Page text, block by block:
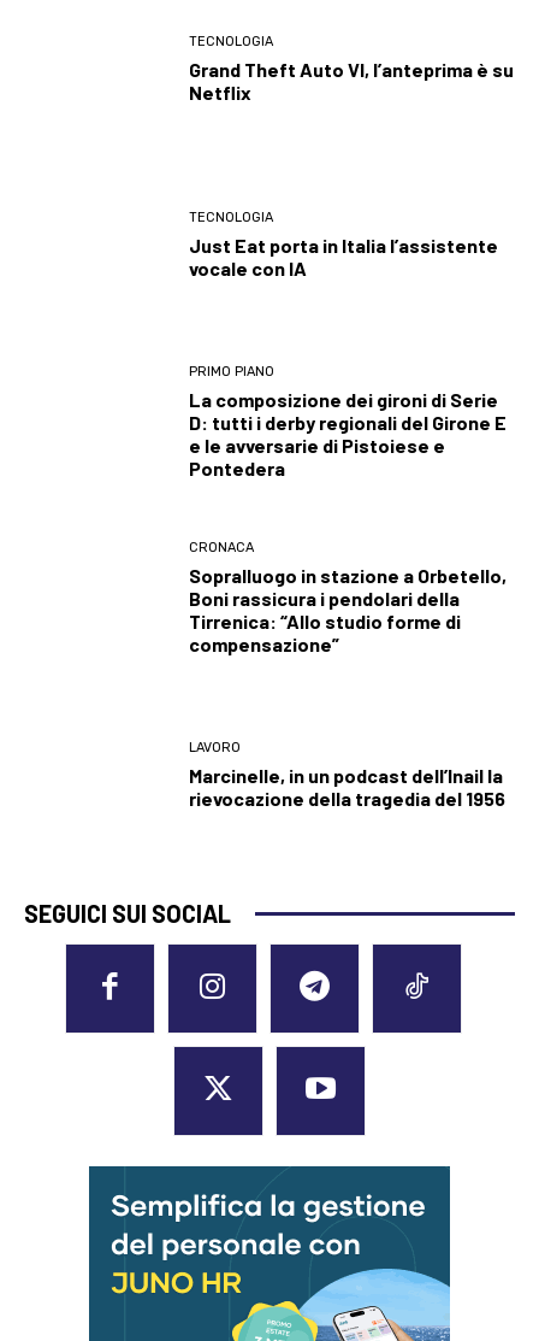
TECNOLOGIA
Grand Theft Auto VI, l’anteprima è su
Netflix
TECNOLOGIA
Just Eat porta in Italia l’assistente
vocale con IA
PRIMO PIANO
La composizione dei gironi di Serie
D: tutti i derby regionali del Girone E
e le avversarie di Pistoiese e
Pontedera
CRONACA
Sopralluogo in stazione a Orbetello,
Boni rassicura i pendolari della
Tirrenica: “Allo studio forme di
compensazione”
LAVORO
Marcinelle, in un podcast dell’Inail la
rievocazione della tragedia del 1956
SEGUICI SUI SOCIAL